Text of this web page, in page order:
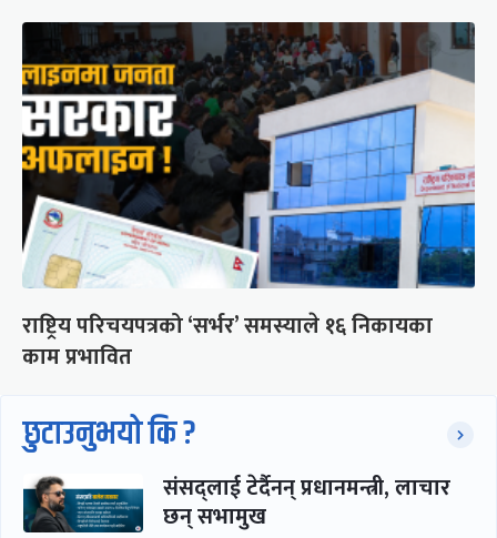
राष्ट्रिय परिचयपत्रको ‘सर्भर’ समस्याले १६ निकायका
काम प्रभावित
छुटाउनुभयो कि ?
संसद्लाई टेर्दैनन् प्रधानमन्त्री, लाचार
छन् सभामुख